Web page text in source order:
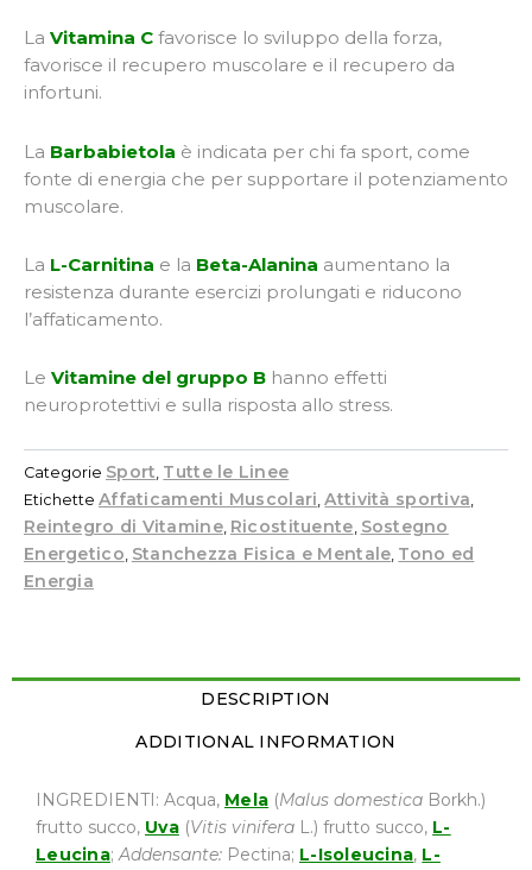
La Vitamina C favorisce lo sviluppo della forza,
favorisce il recupero muscolare e il recupero da
infortuni.
La Barbabietola è indicata per chi fa sport, come
fonte di energia che per supportare il potenziamento
muscolare.
La L-Carnitina e la Beta-Alanina aumentano la
resistenza durante esercizi prolungati e riducono
l’affaticamento.
Le Vitamine del gruppo B hanno effetti
neuroprotettivi e sulla risposta allo stress.
Categorie Sport Tutte le Linee
Etichette Affaticamenti Muscolari ,Attività sportiva
Reintegro di Vitamine, Ricostituente Sostegno
Energetico Stanchezza Fisica e Mentale Tono ed
Energia
DESCRIPTION
ADDITIONAL INFORMATION
INGREDIENTI: Acqua, Mela (Malus domestica Borkh.)
frutto succo, Uva (Vitis vinifera L.) frutto succo, L-
Leucina;Addensante:Pectina; L-Isoleucina, L-